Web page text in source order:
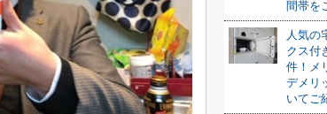
間帯を
人気の
クス付
件！メ
デメリ
いてご